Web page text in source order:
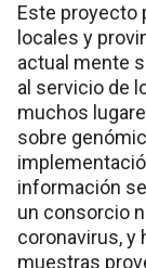
Este proyecto
locales y
actual mente
al servicio de
muchos
sobre
información
un consorcio
coronavirus, y
muestras